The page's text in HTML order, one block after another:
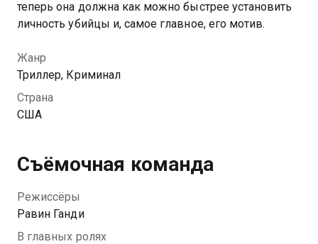
теперь она должна как можно быстрее установить
личность убийцы и, самое главное, его мотив.
Жанр
Триллер, Криминал
Страна
США
Съёмочная команда
Режиссёры
Равин Ганди
В главных ролях